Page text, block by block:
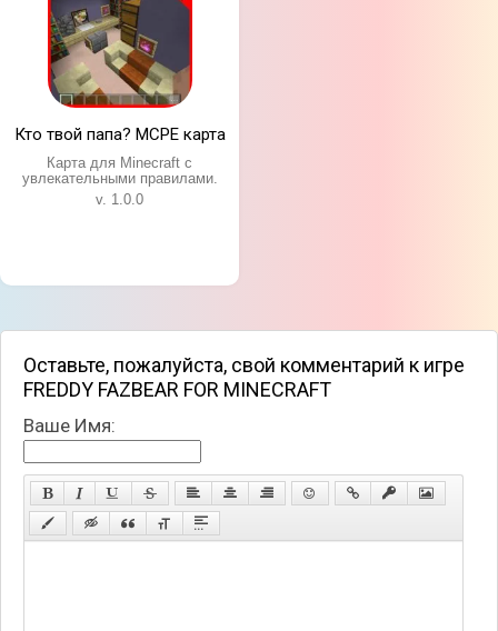
Кто твой папа? MCPE карта
Карта для Minecraft с
увлекательными правилами.
v. 1.0.0
Оставьте, пожалуйста, свой комментарий к игре
FREDDY FAZBEAR FOR MINECRAFT
Ваше Имя: